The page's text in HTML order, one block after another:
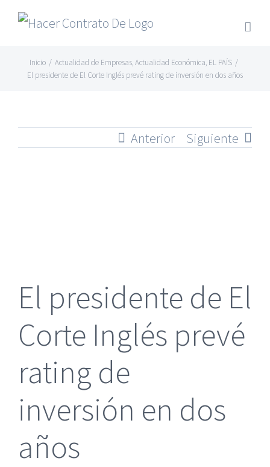
Skip
Inicio / Actualidad de Empresas,Actualidad Económica, EL PAÍS /
El presidente de El Corte Inglés prevé rating de inversión en dos años
Anterior Siguiente
El presidente de El
Corte Inglés prevé
rating de
inversión en dos
años